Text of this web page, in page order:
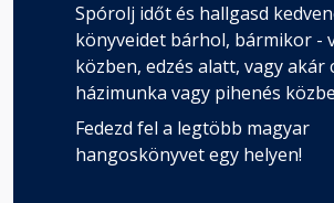
Spórolj időt és hallgasd
könyveidet bárhol, bármikor -
közben, edzés alatt, vagy akár
házimunka vagy pihenés
Fedezd fel a legtöbb magyar
hangoskönyvet egy helyen!